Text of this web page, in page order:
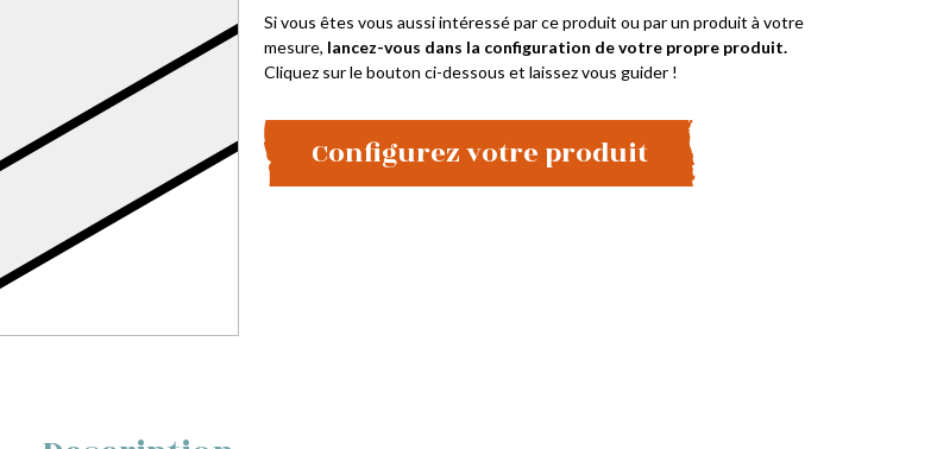
Si vous êtes vous aussi intéressé par ce produit ou par un produit à votre
mesure, lancez-vous dans la configuration de votre propre produit.
Cliquez sur le bouton ci-dessous et laissez vous guider !
Configurez votre produit